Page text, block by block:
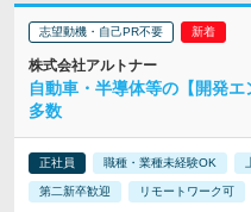
志望動機・自己PR不要
株式会社アルトナー
自動車・半導体等の【開発
多数
正社員 職種・業種未経験OK
第二新卒歓迎 リモートワーク可